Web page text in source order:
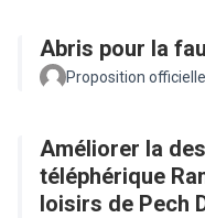
Abris pour la
Proposition officielle
Améliorer la
téléphérique
loisirs de Pech